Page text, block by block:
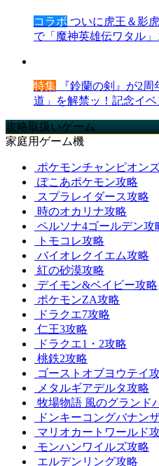
コラボ ついに虎王＆影
で「魔神英雄伝ワタル」
特集 『鈴蘭の剣』が2
道」を解禁ッ！記念イ
攻略取扱いゲーム
家庭用ゲーム機
ポケモンチャンピオン
ぽこあポケモン攻略
スプラレイダース攻略
時のオカリナ攻略
ペルソナ4ゴールデン攻
トモコレ攻略
バイオレクイエム攻略
紅の砂漠攻略
デイモン&ベイビー攻略
ポケモンZA攻略
ドラクエ7攻略
仁王3攻略
ドラクエ1・2攻略
桃鉄2攻略
ゴーストオブヨウテイ
メタルギアデルタ攻略
牧場物語 風のグランド
ドンキーコングバナン
マリオカートワールド
モンハンワイルズ攻略
エルデンリング攻略